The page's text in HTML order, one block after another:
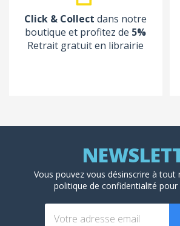
Click & Collect dans notre
boutique et profitez de 5%
Retrait gratuit en librairie
Vous pouvez vous désinscrire à
politique de confidentialité pour